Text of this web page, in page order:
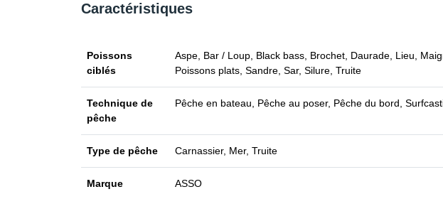
Caractéristiques
Poissons
ciblés
Aspe, Bar / Loup, Black bass, Brochet, Daurade, Lieu,
Poissons plats, Sandre, Sar, Silure, Truite
Technique de
pêche
Pêche en bateau, Pêche au poser, Pêche du bord,
Type de pêche Carnassier, Mer, Truite
Marque ASSO